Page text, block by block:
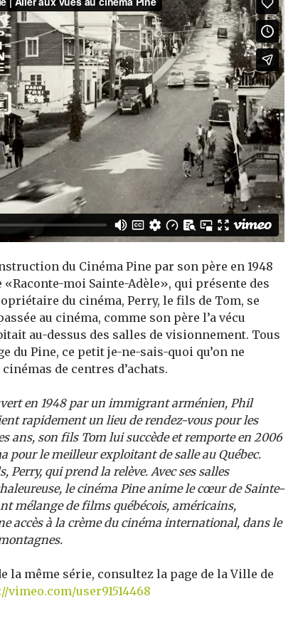
du Cinéma Pine par son père en 1948
moi Sainte-Adèle», qui présente des
du cinéma, Perry, le fils de Tom, se
au cinéma, comme son père l’a vécu
au-dessus des salles de visionnement. Tous
du Pine, ce petit je-ne-sais-quoi qu’on ne
de centres d’achats.
en 1948 par un immigrant arménien, Phil
rapidement un lieu de rendez-vous pour les
ans, son fils Tom lui succède et remporte en 2006
pour le meilleur exploitant de salle au Québec.
Perry, qui prend la relève. Avec ses salles
le cinéma Pine anime le cœur de Sainte-
mélange de films québécois, américains,
accès à la crème du cinéma international, dans le
la même série, consultez la page de la Ville de
vimeo.com/user91514468